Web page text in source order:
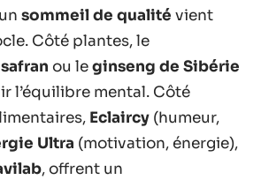
sommeil de qualité vient
Côté plantes, le
safran ou leginseng de Sibérie
l’équilibre mental. Côté
Eclaircy (humeur,
Ultra (motivation, énergie),
, offrent un